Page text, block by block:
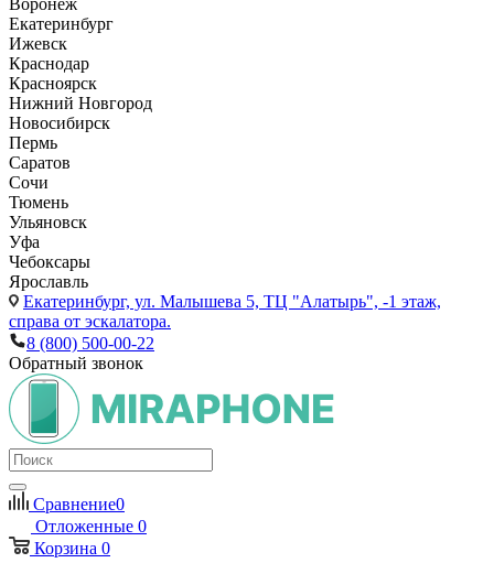
Воронеж
Екатеринбург
Ижевск
Краснодар
Красноярск
Нижний Новгород
Новосибирск
Пермь
Саратов
Сочи
Тюмень
Ульяновск
Уфа
Чебоксары
Ярославль
Екатеринбург, ул. Малышева 5, ТЦ "Алатырь", -1 этаж,
справа от эскалатора.
8 (800) 500-00-22
Обратный звонок
Сравнение0
Отложенные 0
Корзина 0